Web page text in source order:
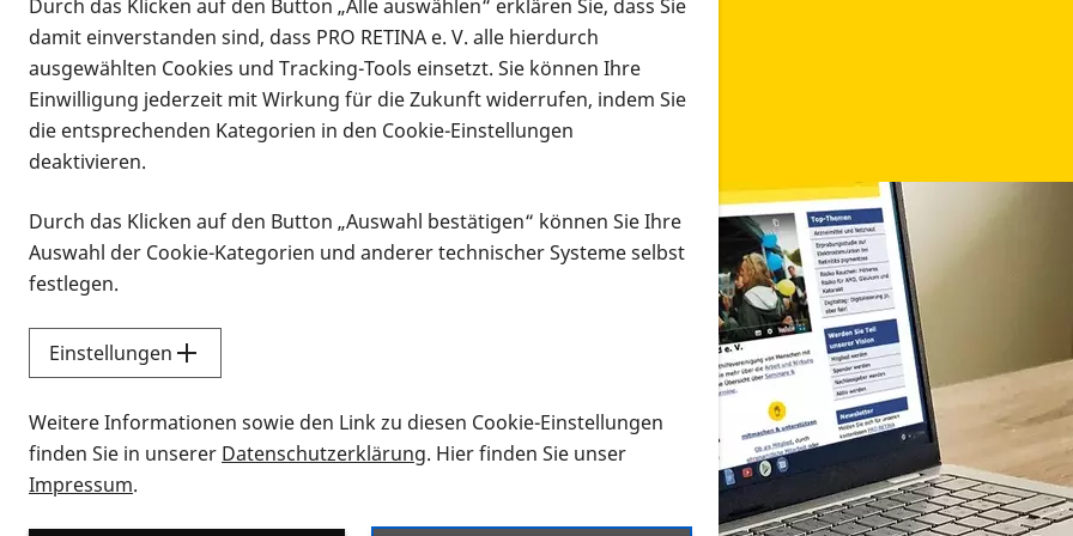
Infomaterial
Infomaterial
Vorlesen
Alle Infomaterialien in verschiedenen Formaten an
Sie möchten wissen, wie Sie nach Infonmaterial suchen und dieses bestellen bzw. herunterladen
Durch das Klicken auf den Button „Alle auswählen“ erklären Sie, dass Sie
damit einverstanden sind, dass PRO RETINA e. V. alle hierdurch
ausgewählten Cookies und Tracking-Tools einsetzt. Sie können Ihre
Einwilligung jederzeit mit Wirkung für die Zukunft widerrufen, indem Sie
die entsprechenden Kategorien in den Cookie-Einstellungen
deaktivieren.
Durch das Klicken auf den Button „Auswahl bestätigen“ können Sie Ihre
Auswahl der Cookie-Kategorien und anderer technischer Systeme selbst
festlegen.
Einstellungen
Weitere Informationen sowie den Link zu diesen Cookie-Einstellungen
finden Sie in unserer Datenschutzerklärung. Hier finden Sie unser
Impressum.